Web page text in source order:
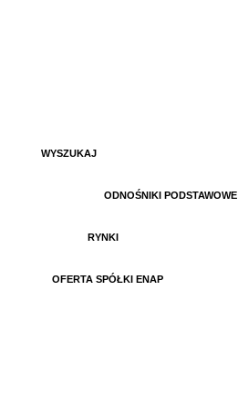
WYSZUKAJ
ODNOŚNIKI PODSTAWOWE
RYNKI
OFERTA SPÓŁKI ENAP